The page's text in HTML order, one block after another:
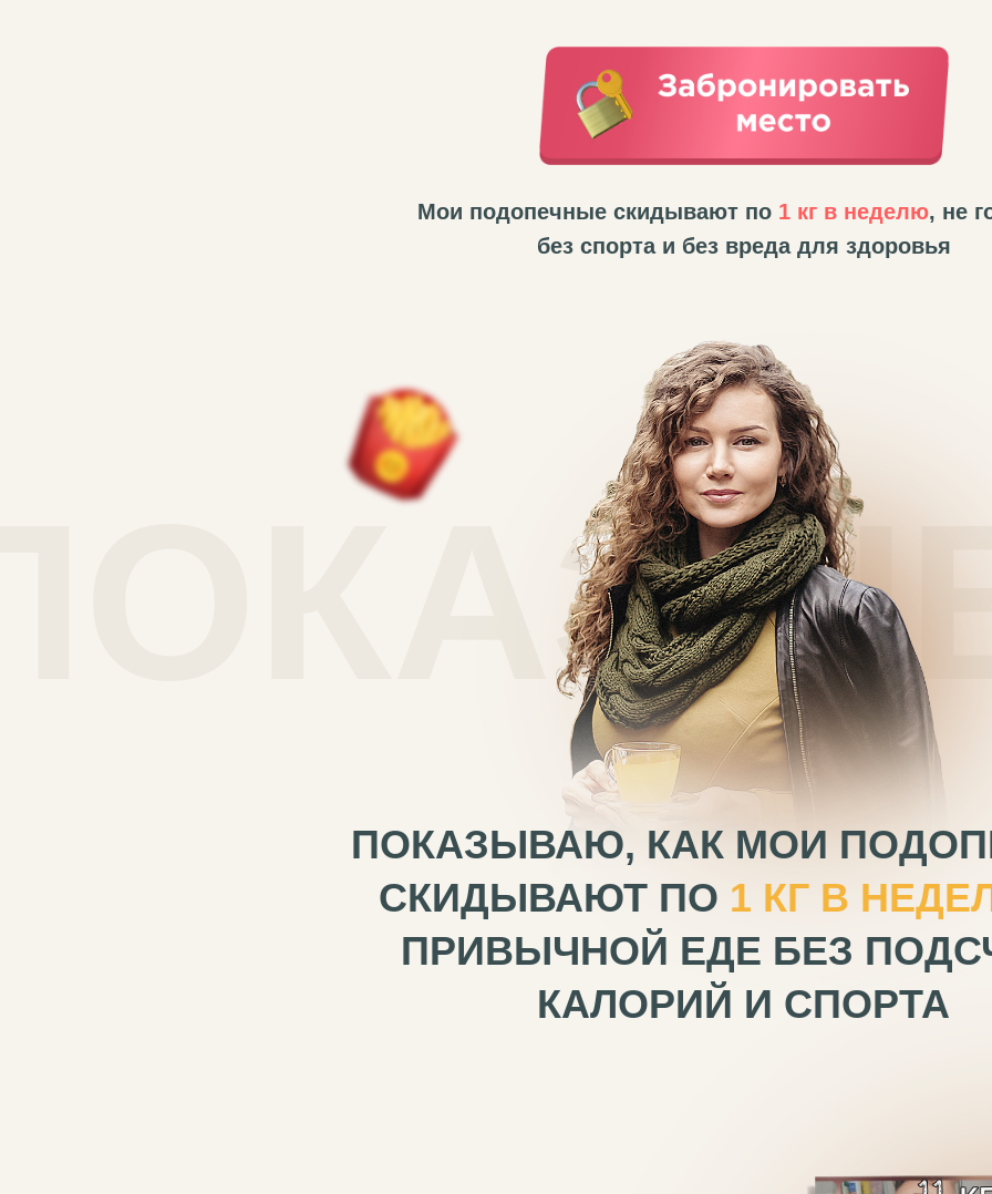
Мои подопечные скидывают по 1 кг в неделю, не
без спорта и без вреда для здоровья
ПОКАЗЫВАЮ, КАК МОИ
СКИДЫВАЮТ ПО 1 КГ В
ПРИВЫЧНОЙ ЕДЕ БЕЗ
КАЛОРИЙ И СПОРТА